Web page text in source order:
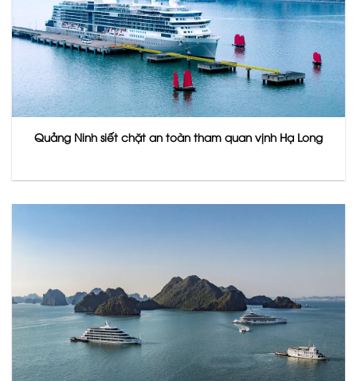
Quảng Ninh siết chặt an toàn tham quan vịnh Hạ Long